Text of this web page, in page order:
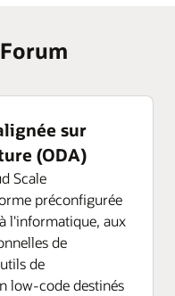
sur
(ODA)
Scale
préconfigurée
l'informatique, aux
de
de
low-code destinés